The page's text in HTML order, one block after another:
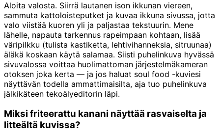
Aloita valosta. Siirrä lautanen ison ikkunan viereen,
sammuta kattoloisteputket ja kuvaa ikkuna sivussa, jotta
valo viistää kuoren yli ja paljastaa tekstuurin. Mene
lähelle, napauta tarkennus rapeimpaan kohtaan, lisää
väripilkku (tulista kastiketta, lehtivihanneksia, sitruunaa)
äläkä koskaan käytä salamaa. Siisti puhelinkuva hyvässä
sivuvalossa voittaa huolimattoman järjestelmäkameran
otoksen joka kerta — ja jos haluat soul food -kuviesi
näyttävän todella ammattimaisilta, aja tuo puhelinkuva
jälkikäteen tekoälyeditorin läpi.
Miksi friteerattu kanani näyttää rasvaiselta ja
litteältä kuvissa?